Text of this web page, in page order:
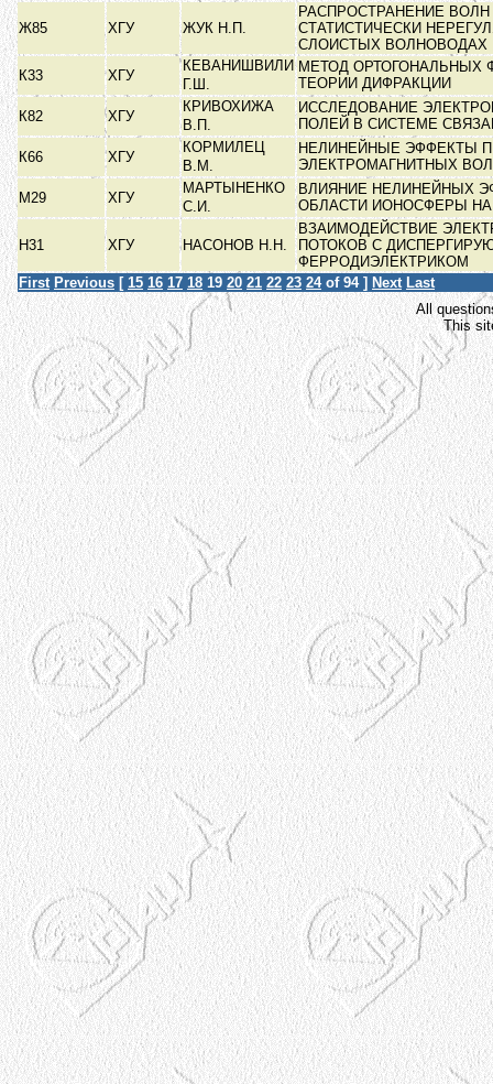
Ж85 ХГУ ЖУК Н.П.
РАСПРОСТРАНЕНИЕ ВОЛН
СТАТИСТИЧЕСКИ
СЛОИСТЫХ ВОЛНОВОДАХ
К33
ХГУ
КЕВАНИШВИЛИ
Г.Ш.
МЕТОД ОРТОГОНАЛЬНЫХ
ТЕОРИИ ДИФРАКЦИИ
К82
ХГУ
КРИВОХИЖА
В.П.
ИССЛЕДОВАНИЕ
ПОЛЕЙ В СИСТЕМЕ
К66
ХГУ
КОРМИЛЕЦ
В.М.
НЕЛИНЕЙНЫЕ ЭФФЕКТЫ
ЭЛЕКТРОМАГНИТНЫХ
М29
ХГУ
МАРТЫНЕНКО
С.И.
ВЛИЯНИЕ НЕЛИНЕЙНЫХ
ОБЛАСТИ ИОНОСФЕРЫ
Н31 ХГУ НАСОНОВ Н.Н.
ВЗАИМОДЕЙСТВИЕ
ПОТОКОВ С
ФЕРРОДИЭЛЕКТРИКОМ
First Previous [ 15 16 17 18 19 20 21 22 23 24of 94 ] Next Last
All
This